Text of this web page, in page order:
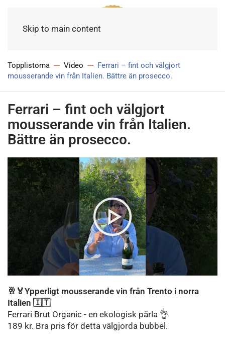
Skip to main content
Meny
Topplistorna Video
Ferrari – fint och välgjort
mousserande vin från Italien. Bättre än prosecco.
Ferrari – fint och välgjort
mousserande vin från Italien.
Bättre än prosecco.
🥂🏅Ypperligt mousserande vin från Trento i norra
Italien 🇮🇹
Ferrari Brut Organic - en ekologisk pärla 👌
189 kr. Bra pris för detta välgjorda bubbel.